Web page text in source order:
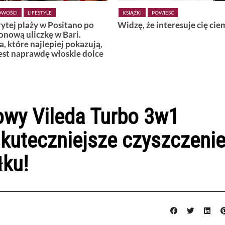
POWIEŚĆ
że interesuje cię ciemność
KSIĄŻKI POWIEŚĆ
Wiedźmy z Vardø
Vileda Turbo 3w1
czyszczenie